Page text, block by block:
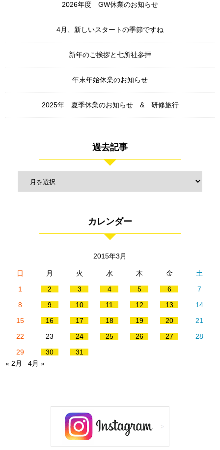
2026年度 GW休業のお知らせ
4月、新しいスタートの季節ですね
新年のご挨拶と七所社参拝
年末年始休業のお知らせ
2025年 夏季休業のお知らせ & 研修旅行
過去記事
カレンダー
2015年3月
日 月 火 水 木 金
土
1
2 3 4 5 6
7
8
9 10 11 12 13
14
15
16 17 18 19 20
21
22
23 24 25 26 27
28
29
30
31
« 2月
4月 »